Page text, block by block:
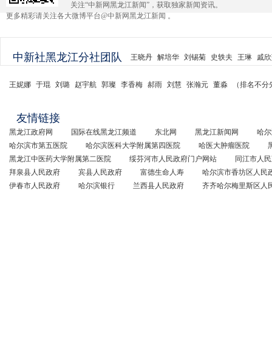
关注“中新网黑龙江新闻”，获取独家新闻资讯。
更多精彩请关注各大微博平台@中新网黑龙江新闻 。
中新社黑龙江分社团队 王晓丹 解培华 刘锡菊 史轶夫 王琳 戚
王妮娜 于琨 刘璐 赵宇航 郭璨 李香梅 郝雨 刘慧 张瀚元 董淼 （排名不
友情链接
黑龙江政府网 国际在线黑龙江频道 东北网 黑龙江新闻网
哈
哈尔滨市第五医院
哈尔滨医科大学附属第四医院 哈医大肿瘤医院
黑龙江中医药大学附属第二医院
绥芬河市人民政府门户网站
同江市人
拜泉县人民政府
宾县人民政府 富德生命人寿
哈尔滨市香坊区人民
伊春市人民政府
哈尔滨银行 兰西县人民政府 齐齐哈尔梅里斯区人